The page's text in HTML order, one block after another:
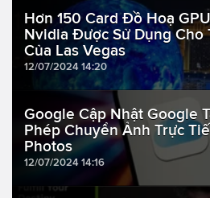
Hơn 150 Card Đồ Hoạ
Nvidia Được Sử Dụng Cho
Của Las Vegas
12/07/2024 14:20
Google Cập Nhật Google
Phép Chuyển Ảnh Trực
Photos
12/07/2024 14:16